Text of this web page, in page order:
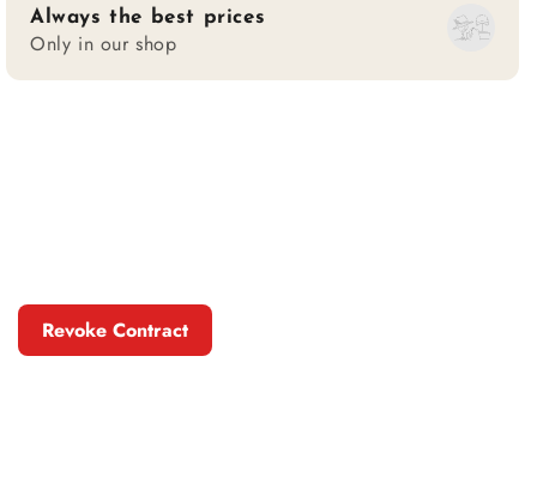
Always the best prices
Only in our shop
Revoke Contract